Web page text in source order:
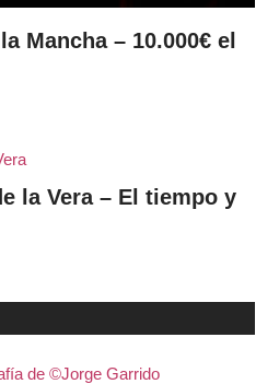
Mancha – 10.000€ el
la Vera – El tiempo y